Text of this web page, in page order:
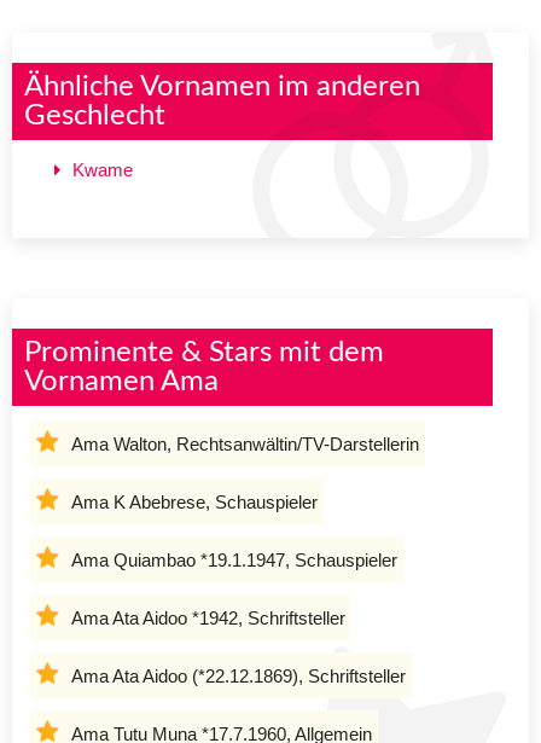
Ähnliche Vornamen im anderen
Geschlecht
Kwame
Prominente & Stars mit dem
Vornamen Ama
Ama Walton, Rechtsanwältin/TV-Darstellerin
Ama K Abebrese, Schauspieler
Ama Quiambao *19.1.1947, Schauspieler
Ama Ata Aidoo *1942, Schriftsteller
Ama Ata Aidoo (*22.12.1869), Schriftsteller
Ama Tutu Muna *17.7.1960, Allgemein